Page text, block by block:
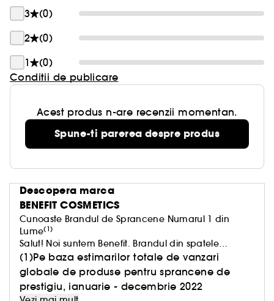
3
(0)
2
(0)
1
(0)
Conditii de publicare
Acest produs n-are recenzii momentan.
Spune-ti parerea despre produs
Descopera marca
BENEFIT COSMETICS
Cunoaste Brandul de Sprancene Numarul 1 din
Lume(1)
Salut! Noi suntem Benefit. Brandul din spatele
produselor Benetint, The POREfessional, BADgal
BANG! si probabil cel putin unul dintre produsele
pentru sprancene din portfardul tau.
Credem că frumusetea ar trebui sa ne faca sa ne
(1)Pe baza estimarilor totale de vanzari
globale de produse pentru sprancene de
prestigiu, ianuarie - decembrie 2022